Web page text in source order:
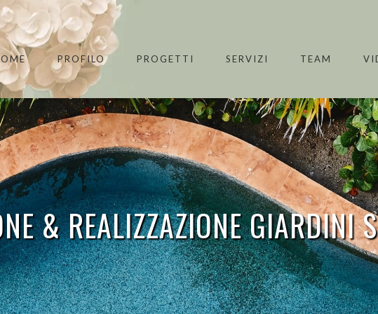
PROFILO PROGETTI SERVIZI TEAM
& REALIZZAZIONE GIARDINI